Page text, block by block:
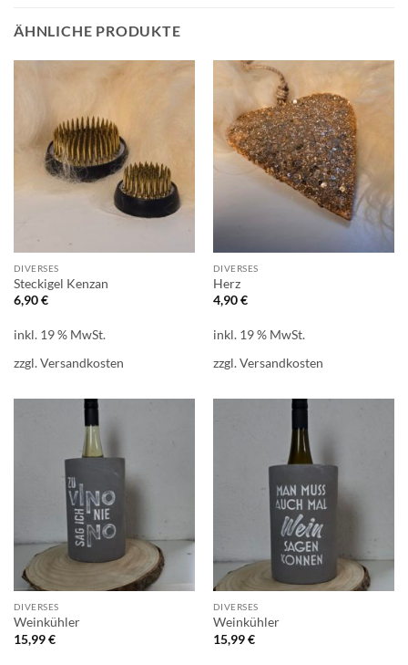
ÄHNLICHE PRODUKTE
DIVERSES
Steckigel Kenzan
6,90€
inkl. 19 % MwSt.
zzgl.Versandkosten
DIVERSES
Herz
4,90€
inkl. 19 % MwSt.
zzgl.Versandkosten
DIVERSES
Weinkühler
15,99€
DIVERSES
Weinkühler
15,99€